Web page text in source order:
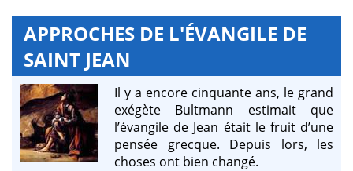
APPROCHES DE L'ÉVANGILE DE
SAINT JEAN
Il y a encore cinquante ans, le grand
exégète Bultmann estimait que
l’évangile de Jean était le fruit d’une
pensée grecque. Depuis lors, les
choses ont bien changé.